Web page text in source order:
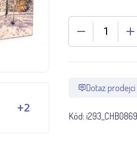
Dotaz prodejci
Kód: i293_CHB0869